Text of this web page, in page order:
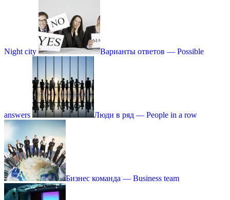
Night city Варианты ответов — Possible
answers Люди в ряд — People in a row
Бизнес команда — Business team